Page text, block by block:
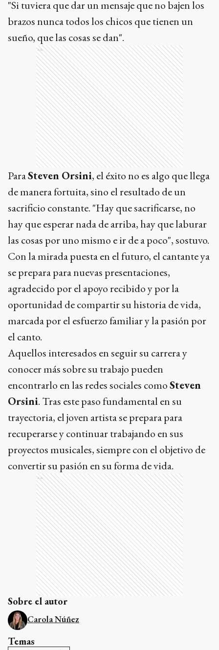
"Si tuviera que dar un mensaje que no bajen los
brazos nunca todos los chicos que tienen un
sueño, que las cosas se dan".
Ads
ParaSteven Orsini, el éxito no es algo que llega
de manera fortuita, sino el resultado de un
sacrificio constante. "Hay que sacrificarse, no
hay que esperar nada de arriba, hay que laburar
las cosas por uno mismo e ir de a poco", sostuvo.
Con la mirada puesta en el futuro, el cantante ya
se prepara para nuevas presentaciones,
agradecido por el apoyo recibido y por la
oportunidad de compartir su historia de vida,
marcada por el esfuerzo familiar y la pasión por
el canto.
Aquellos interesados en seguir su carrera y
conocer más sobre su trabajo pueden
encontrarlo en las redes sociales comoSteven
Orsini. Tras este paso fundamental en su
trayectoria, el joven artista se prepara para
recuperarse y continuar trabajando en sus
proyectos musicales, siempre con el objetivo de
convertir su pasión en su forma de vida.
Ads
Sobre el autor
Carola Núñez
Temas